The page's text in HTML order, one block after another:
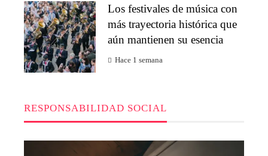
Los festivales de música con
más trayectoria histórica que
aún mantienen su esencia
Hace 1 semana
RESPONSABILIDAD SOCIAL